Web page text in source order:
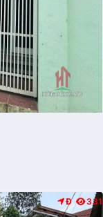
Đ 331